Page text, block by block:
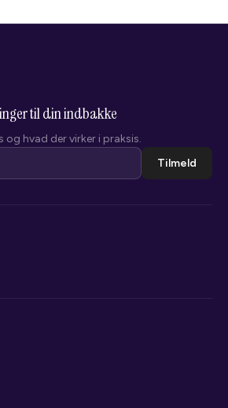
til din indbakke
og hvad der virker i praksis.
Tilmeld